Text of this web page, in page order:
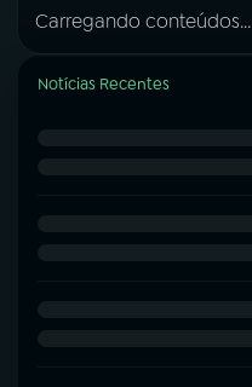
Carregando conteúdos...
Notícias Recentes